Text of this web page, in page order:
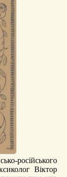
російського
Віктор